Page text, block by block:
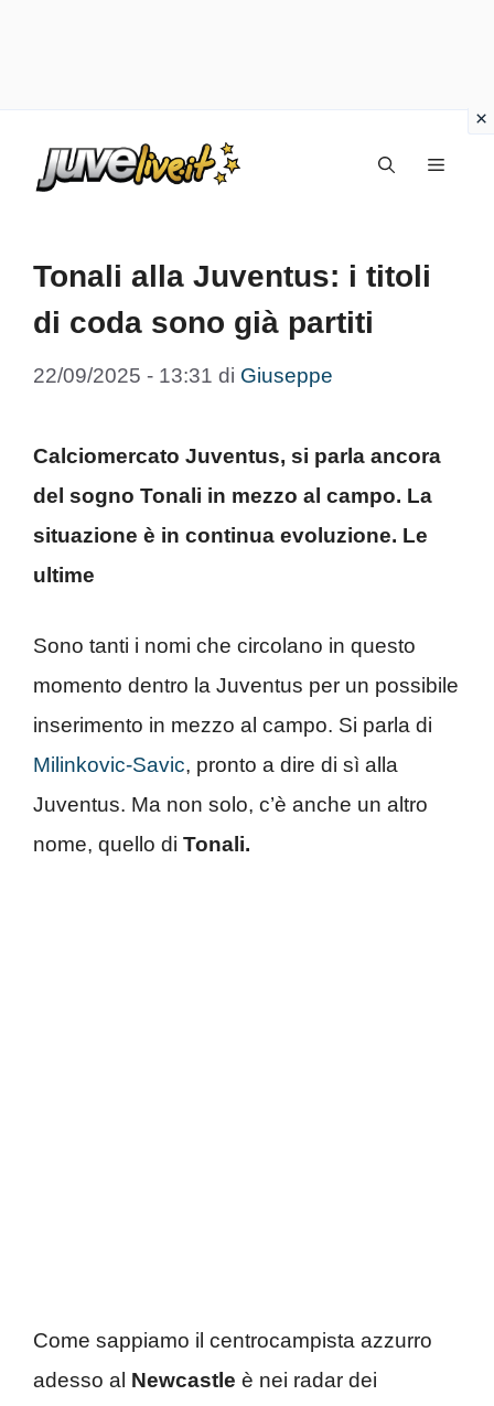
Menu
Tonali alla Juventus: i titoli
di coda sono già partiti
22/09/2025 - 13:31 di Giuseppe
Calciomercato Juventus, si parla ancora
del sogno Tonali in mezzo al campo. La
situazione è in continua evoluzione. Le
ultime
Sono tanti i nomi che circolano in questo
momento dentro la Juventus per un possibile
inserimento in mezzo al campo. Si parla di
Milinkovic-Savic, pronto a dire di sì alla
Juventus. Ma non solo, c’è anche un altro
nome, quello di Tonali.
Come sappiamo il centrocampista azzurro
adesso al Newcastle è nei radar dei